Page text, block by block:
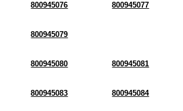
800945076 800945077
800945079
800945080 800945081
800945083 800945084